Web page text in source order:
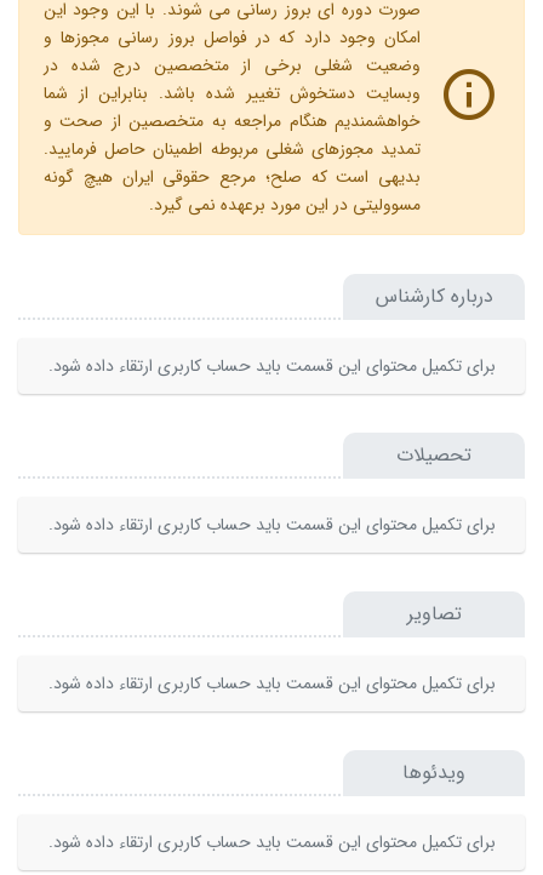
صورت دوره ای بروز رسانی می شوند. با این وجود این
امکان وجود دارد که در فواصل بروز رسانی مجوزها و
وضعیت شغلی برخی از متخصصین درج شده در
وبسایت دستخوش تغییر شده باشد. بنابراین از شما
خواهشمندیم هنگام مراجعه به متخصصین از صحت و
تمدید مجوزهای شغلی مربوطه اطمینان حاصل فرمایید.
بدیهی است که صلح؛ مرجع حقوقی ایران هیچ گونه
مسوولیتی در این مورد برعهده نمی گیرد.
درباره کارشناس
برای تکمیل محتوای این قسمت باید حساب کاربری ارتقاء داده شود.
تحصیلات
برای تکمیل محتوای این قسمت باید حساب کاربری ارتقاء داده شود.
تصاویر
برای تکمیل محتوای این قسمت باید حساب کاربری ارتقاء داده شود.
ویدئوها
برای تکمیل محتوای این قسمت باید حساب کاربری ارتقاء داده شود.